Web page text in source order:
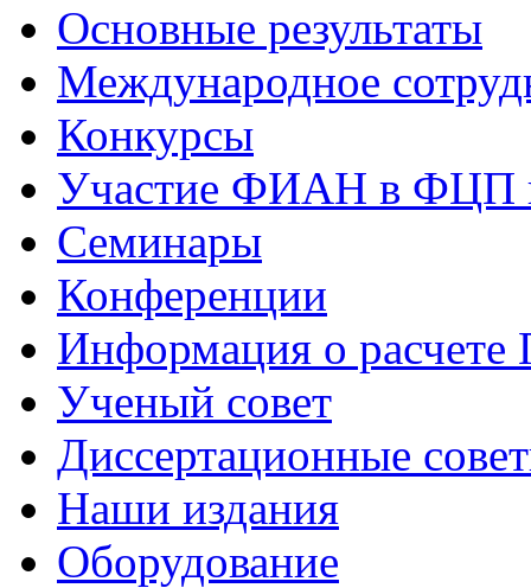
Основные результаты
Международное
Конкурсы
Участие ФИАН в ФЦП
Семинары
Конференции
Информация о
Ученый совет
Диссертационные
Наши издания
Оборудование